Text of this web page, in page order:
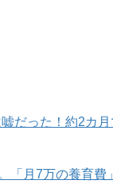
だった！約2カ
「月7万の養育